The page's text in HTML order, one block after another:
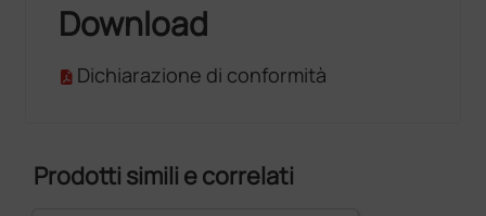
Download
Dichiarazione di conformità
Prodotti simili e correlati